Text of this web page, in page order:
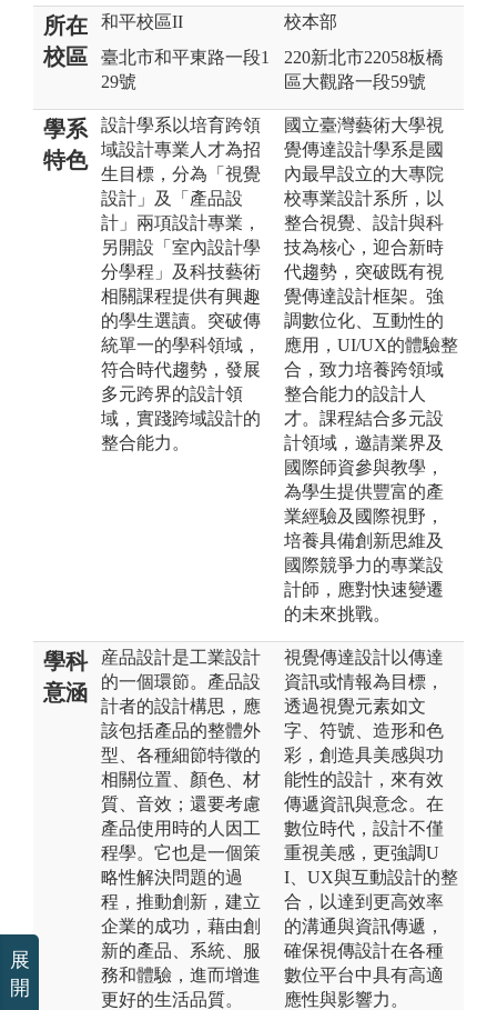
所在
校區
和平校區II
臺北市和平東路一段1
29號
校本部
220新北市22058板橋
區大觀路一段59號
學系
特色
設計學系以培育跨領
域設計專業人才為招
生目標，分為「視覺
設計」及「產品設
計」兩項設計專業，
另開設「室內設計學
分學程」及科技藝術
相關課程提供有興趣
的學生選讀。突破傳
統單一的學科領域，
符合時代趨勢，發展
多元跨界的設計領
域，實踐跨域設計的
整合能力。
國立臺灣藝術大學視
覺傳達設計學系是國
內最早設立的大專院
校專業設計系所，以
整合視覺、設計與科
技為核心，迎合新時
代趨勢，突破既有視
覺傳達設計框架。強
調數位化、互動性的
應用，UI/UX的體驗整
合，致力培養跨領域
整合能力的設計人
才。課程結合多元設
計領域，邀請業界及
國際師資參與教學，
為學生提供豐富的產
業經驗及國際視野，
培養具備創新思維及
國際競爭力的專業設
計師，應對快速變遷
的未來挑戰。
學科
意涵
産品設計是工業設計
的一個環節。產品設
計者的設計構思，應
該包括產品的整體外
型、各種細節特徵的
相關位置、顏色、材
質、音效；還要考慮
產品使用時的人因工
程學。它也是一個策
略性解決問題的過
程，推動創新，建立
企業的成功，藉由創
新的產品、系統、服
務和體驗，進而增進
更好的生活品質。
視覺傳達設計以傳達
資訊或情報為目標，
透過視覺元素如文
字、符號、造形和色
彩，創造具美感與功
能性的設計，來有效
傳遞資訊與意念。在
數位時代，設計不僅
重視美感，更強調U
I、UX與互動設計的整
合，以達到更高效率
的溝通與資訊傳遞，
確保視傳設計在各種
數位平台中具有高適
應性與影響力。
展
開